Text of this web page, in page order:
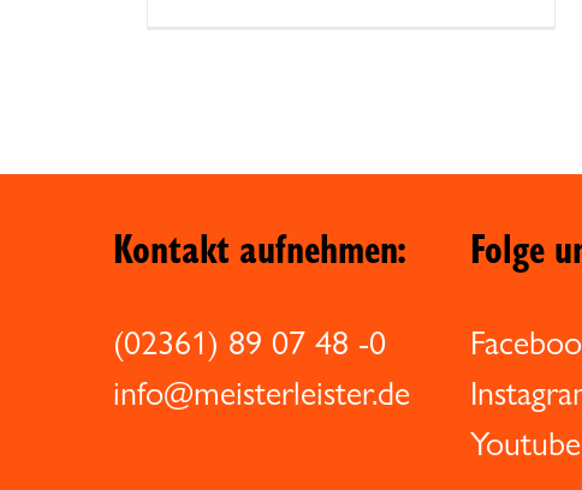
Kontakt aufnehmen:
(02361) 89 07 48 -0
info@meisterleister.de
Folge
Youtube